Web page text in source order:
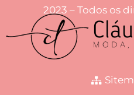
2023 – Todos os